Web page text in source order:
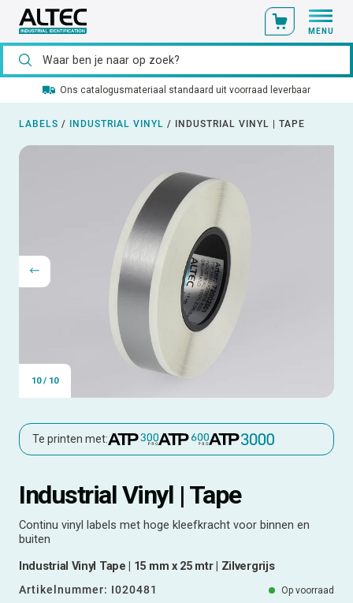
MENU
Ons catalogusmateriaal standaard uit voorraad leverbaar
LABELS / INDUSTRIAL VINYL / INDUSTRIAL VINYL | TAPE
10/ 10
Te printen met:
Industrial Vinyl | Tape
Continu vinyl labels met hoge kleefkracht voor binnen en
buiten
Industrial Vinyl Tape | 15 mm x 25 mtr | Zilvergrijs
Artikelnummer: I020481 Op voorraad